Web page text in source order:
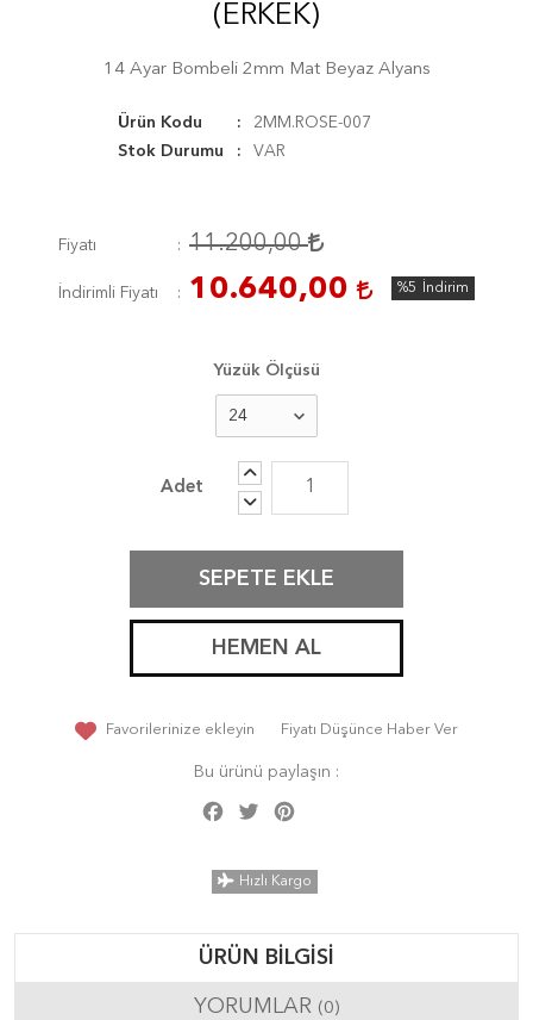
(ERKEK)
14 Ayar Bombeli 2mm Mat Beyaz Alyans
Ürün Kodu
2MM.ROSE-007
Stok Durumu
VAR
Fiyatı 11.200,00
İndirimli Fiyatı 10.640,00 %5 İndirim
Yüzük Ölçüsü
SEPETE EKLE
HEMEN AL
Favorilerinize ekleyin Fiyatı Düşünce Haber Ver
Bu ürünü paylaşın :
Facebook
Twitter
Hızlı Kargo
ÜRÜN BILGISI
YORUMLAR (0)